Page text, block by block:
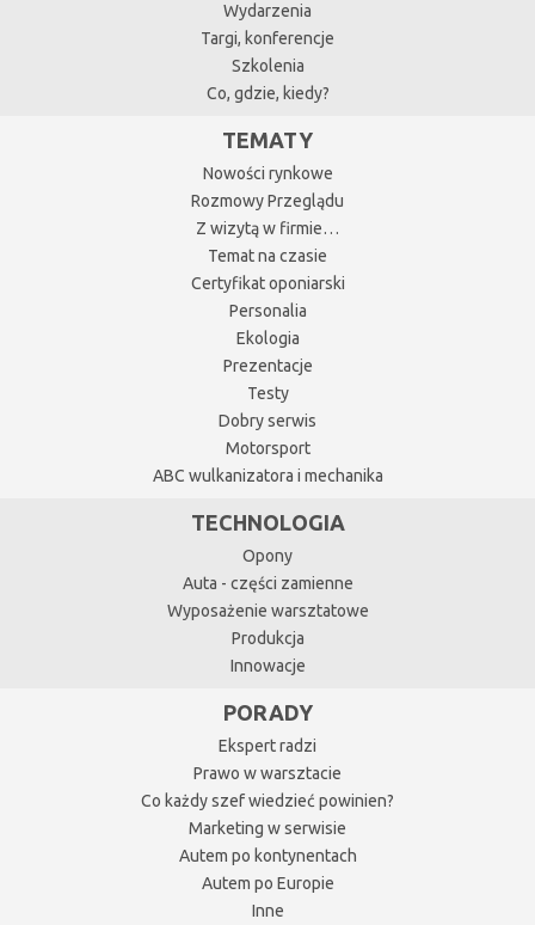
Wydarzenia
Targi, konferencje
Szkolenia
Co, gdzie, kiedy?
TEMATY
Nowości rynkowe
Rozmowy Przeglądu
Z wizytą w firmie…
Temat na czasie
Certyfikat oponiarski
Personalia
Ekologia
Prezentacje
Testy
Dobry serwis
Motorsport
ABC wulkanizatora i mechanika
TECHNOLOGIA
Opony
Auta - części zamienne
Wyposażenie warsztatowe
Produkcja
Innowacje
PORADY
Ekspert radzi
Prawo w warsztacie
Co każdy szef wiedzieć powinien?
Marketing w serwisie
Autem po kontynentach
Autem po Europie
Inne